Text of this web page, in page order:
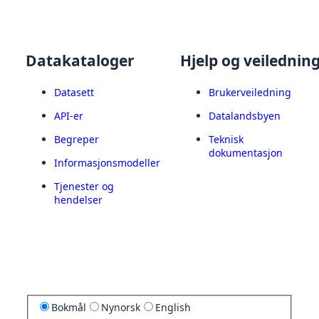
Datakataloger
Datasett
API-er
Begreper
Informasjonsmodeller
Tjenester og
hendelser
Hjelp og
Brukerveiledning
Datalandsbyen
Teknisk
dokumentasjon
Bokmål Nynorsk English